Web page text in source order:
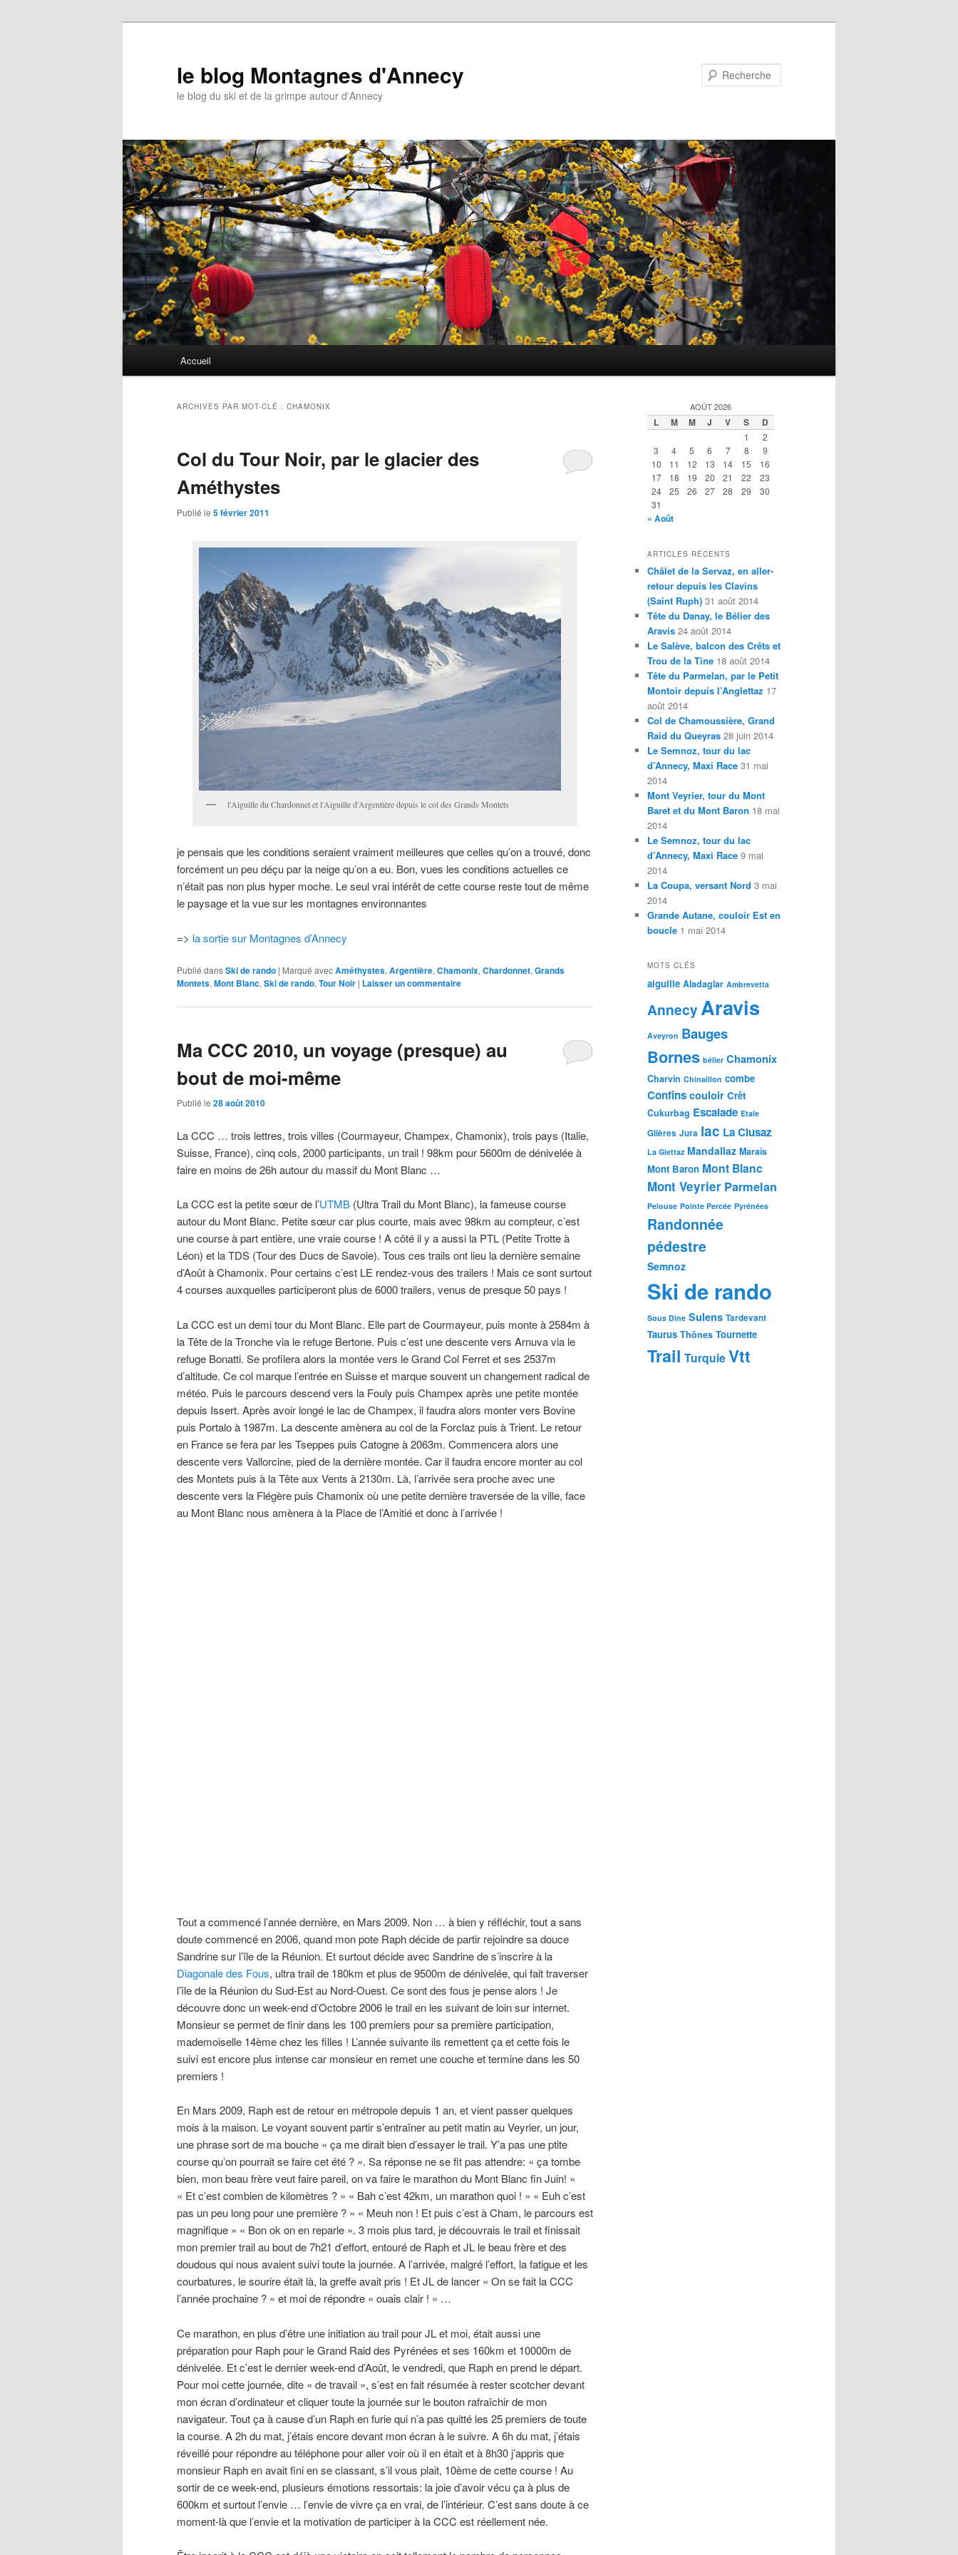
le blog Montagnes d'Annecy
le blog du ski et de la grimpe autour d'Annecy
Aller
principal
Aller
secondaire
Accueil
ARCHIVES PAR MOT-CLÉ : CHAMONIX
Col du Tour Noir, par le glacier des
Améthystes
Publié le 5 février 2011
l'Aiguille du Chardonnet et l'Aiguille d'Argentière depuis le col des Grands Montets
je pensais que les conditions seraient vraiment meilleures que celles qu’on a trouvé, donc
forcément un peu déçu par la neige qu’on a eu. Bon, vues les conditions actuelles ce
n’était pas non plus hyper moche. Le seul vrai intérêt de cette course reste tout de même
le paysage et la vue sur les montagnes environnantes
=> la sortie sur Montagnes d’Annecy
Publié dansSki de rando | Marqué avecAméthystes, Argentière, Chamonix, Chardonnet, Grands
Montets, Mont Blanc, Ski de rando, Tour Noir | Laisser un commentaire
Ma CCC 2010, un voyage (presque) au
bout de moi-même
Publié le 28 août 2010
La CCC … trois lettres, trois villes (Courmayeur, Champex, Chamonix), trois pays (Italie,
Suisse, France), cinq cols, 2000 participants, un trail ! 98km pour 5600m de dénivelée à
faire en moins de 26h autour du massif du Mont Blanc …
La CCC est la petite sœur de l’UTMB (Ultra Trail du Mont Blanc), la fameuse course
autour du Mont Blanc. Petite sœur car plus courte, mais avec 98km au compteur, c’est
une course à part entière, une vraie course ! A côté il y a aussi la PTL (Petite Trotte à
Léon) et la TDS (Tour des Ducs de Savoie). Tous ces trails ont lieu la dernière semaine
d’Août à Chamonix. Pour certains c’est LE rendez-vous des trailers ! Mais ce sont surtout
4 courses auxquelles participeront plus de 6000 trailers, venus de presque 50 pays !
La CCC est un demi tour du Mont Blanc. Elle part de Courmayeur, puis monte à 2584m à
la Tête de la Tronche via le refuge Bertone. Puis c’est une descente vers Arnuva via le
refuge Bonatti. Se profilera alors la montée vers le Grand Col Ferret et ses 2537m
d’altitude. Ce col marque l’entrée en Suisse et marque souvent un changement radical de
météo. Puis le parcours descend vers la Fouly puis Champex après une petite montée
depuis Issert. Après avoir longé le lac de Champex, il faudra alors monter vers Bovine
puis Portalo à 1987m. La descente amènera au col de la Forclaz puis à Trient. Le retour
en France se fera par les Tseppes puis Catogne à 2063m. Commencera alors une
descente vers Vallorcine, pied de la dernière montée. Car il faudra encore monter au col
des Montets puis à la Tête aux Vents à 2130m. Là, l’arrivée sera proche avec une
descente vers la Flégère puis Chamonix où une petite dernière traversée de la ville, face
au Mont Blanc nous amènera à la Place de l’Amitié et donc à l’arrivée !
Tout a commencé l’année dernière, en Mars 2009. Non … à bien y réfléchir, tout a sans
doute commencé en 2006, quand mon pote Raph décide de partir rejoindre sa douce
Sandrine sur l’île de la Réunion. Et surtout décide avec Sandrine de s’inscrire à la
Diagonale des Fous, ultra trail de 180km et plus de 9500m de dénivelée, qui fait traverser
l’île de la Réunion du Sud-Est au Nord-Ouest. Ce sont des fous je pense alors ! Je
découvre donc un week-end d’Octobre 2006 le trail en les suivant de loin sur internet.
Monsieur se permet de finir dans les 100 premiers pour sa première participation,
mademoiselle 14ème chez les filles ! L’année suivante ils remettent ça et cette fois le
suivi est encore plus intense car monsieur en remet une couche et termine dans les 50
premiers !
En Mars 2009, Raph est de retour en métropole depuis 1 an, et vient passer quelques
mois à la maison. Le voyant souvent partir s’entraîner au petit matin au Veyrier, un jour,
une phrase sort de ma bouche « ça me dirait bien d’essayer le trail. Y’a pas une ptite
course qu’on pourrait se faire cet été ? ». Sa réponse ne se fit pas attendre: « ça tombe
bien, mon beau frère veut faire pareil, on va faire le marathon du Mont Blanc fin Juin! »
« Et c’est combien de kilomètres ? » « Bah c’est 42km, un marathon quoi ! » « Euh c’est
pas un peu long pour une première ? » « Meuh non ! Et puis c’est à Cham, le parcours est
magnifique » « Bon ok on en reparle ». 3 mois plus tard, je découvrais le trail et finissait
mon premier trail au bout de 7h21 d’effort, entouré de Raph et JL le beau frère et des
doudous qui nous avaient suivi toute la journée. A l’arrivée, malgré l’effort, la fatigue et les
courbatures, le sourire était là, la greffe avait pris ! Et JL de lancer « On se fait la CCC
l’année prochaine ? » et moi de répondre « ouais clair ! » …
Ce marathon, en plus d’être une initiation au trail pour JL et moi, était aussi une
préparation pour Raph pour le Grand Raid des Pyrénées et ses 160km et 10000m de
dénivelée. Et c’est le dernier week-end d’Août, le vendredi, que Raph en prend le départ.
Pour moi cette journée, dite « de travail », s’est en fait résumée à rester scotcher devant
mon écran d’ordinateur et cliquer toute la journée sur le bouton rafraîchir de mon
navigateur. Tout ça à cause d’un Raph en furie qui n’a pas quitté les 25 premiers de toute
la course. A 2h du mat, j’étais encore devant mon écran à le suivre. A 6h du mat, j’étais
réveillé pour répondre au téléphone pour aller voir où il en était et à 8h30 j’appris que
monsieur Raph en avait fini en se classant, s’il vous plait, 10ème de cette course ! Au
sortir de ce week-end, plusieurs émotions ressortais: la joie d’avoir vécu ça à plus de
600km et surtout l’envie … l’envie de vivre ça en vrai, de l’intérieur. C’est sans doute à ce
moment-là que l’envie et la motivation de participer à la CCC est réellement née.
AOÛT 2026
L M M J V S D
1
2
3
4 5 6 7 8
9
10
11 12 13 14 15
16
17
18 19 20 21 22
23
24
25 26 27 28 29
30
31
« Août
ARTICLES RÉCENTS
Châlet de la Servaz, en aller-
retour depuis les Clavins
(Saint Ruph) 31 août 2014
Tête du Danay, le Bélier des
Aravis 24 août 2014
Le Salève, balcon des Crêts et
Trou de la Tine 18 août 2014
Tête du Parmelan, par le Petit
Montoir depuis l’Anglettaz 17
août 2014
Col de Chamoussière, Grand
Raid du Queyras 28 juin 2014
Le Semnoz, tour du lac
d’Annecy, Maxi Race 31 mai
2014
Mont Veyrier, tour du Mont
Baret et du Mont Baron 18 mai
2014
Le Semnoz, tour du lac
d’Annecy, Maxi Race 9 mai
2014
La Coupa, versant Nord 3 mai
2014
Grande Autane, couloir Est en
boucle 1 mai 2014
MOTS CLÉS
aiguille Aladaglar Ambrevetta
AnnecyAravis
Aveyron Bauges
Bornes bélier Chamonix
Charvin Chinaillon combe
Confins couloir Crêt
Cukurbag Escalade Etale
Glières Jura lac La Clusaz
La Giettaz Mandallaz Marais
Mont Baron Mont Blanc
Mont Veyrier Parmelan
Pelouse Pointe Percée Pyrénées
Randonnée
pédestre
Semnoz
Ski de rando
Sous Dine Sulens Tardevant
Taurus Thônes Tournette
Trail TurquieVtt